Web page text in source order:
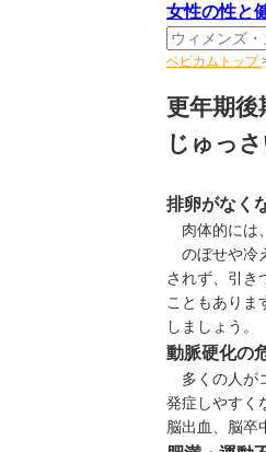
女性の性と
ベビカムトップ
更年期後
じゅっさ
排卵がなく
肉体的には
のぼせや冷
されず、引き
こともありま
しましょう。
動脈硬化の
多くの人が
発症しやすく
脳出血、脳卒